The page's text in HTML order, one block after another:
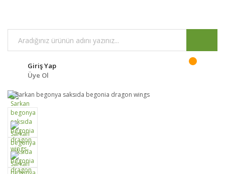
Giriş Yap
Üye Ol